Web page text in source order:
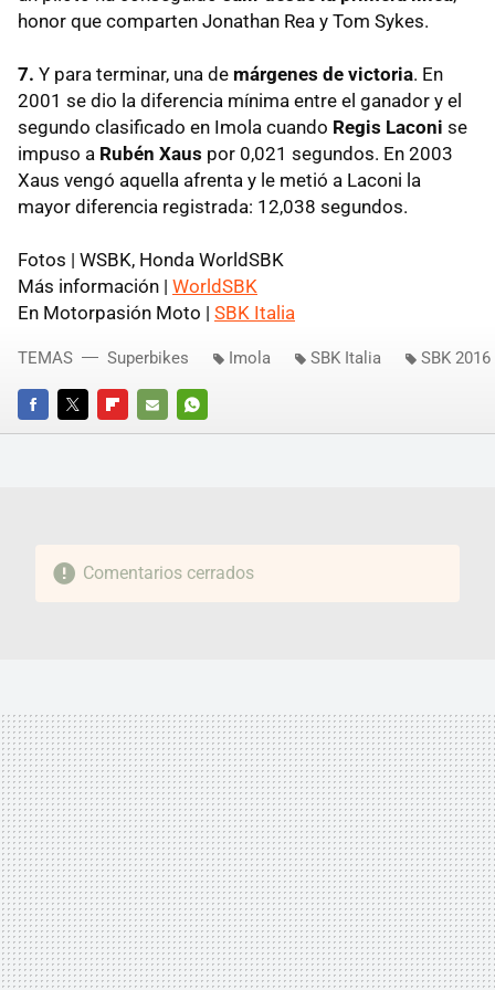
honor que comparten Jonathan Rea y Tom Sykes.
7. Y para terminar, una de márgenes de victoria. En
2001 se dio la diferencia mínima entre el ganador y el
segundo clasificado en Imola cuando Regis Laconi se
impuso a Rubén Xaus por 0,021 segundos. En 2003
Xaus vengó aquella afrenta y le metió a Laconi la
mayor diferencia registrada: 12,038 segundos.
Fotos | WSBK, Honda WorldSBK
Más información | WorldSBK
En Motorpasión Moto | SBK Italia
FACEBOOKTWITTERFLIPBOARD
E-
WHATSAPP
TEMAS Superbikes Imola SBK Italia SBK 2016
Comentarios cerrados